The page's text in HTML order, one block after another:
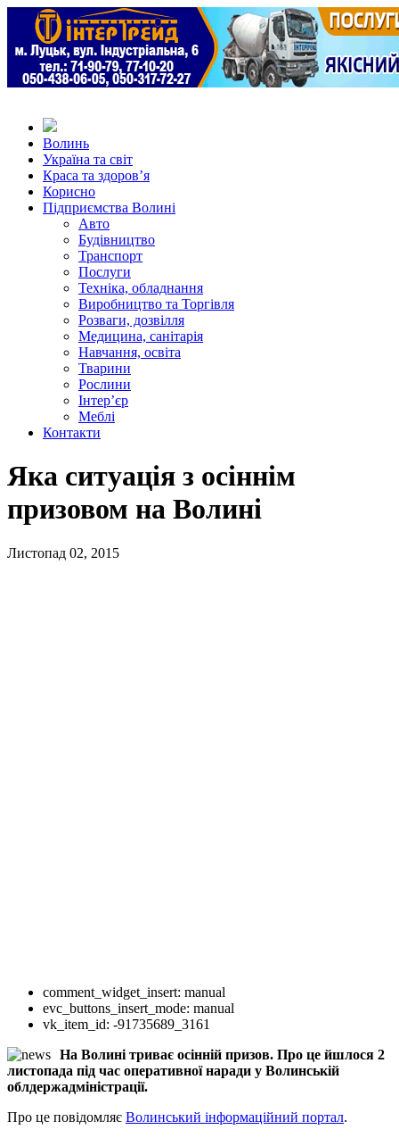
Волинь
Україна та світ
Краса та здоров’я
Корисно
Підприємства Волині
Авто
Будівництво
Транспорт
Послуги
Техніка, обладнання
Виробництво та Торгівля
Розваги, дозвілля
Медицина, санітарія
Навчання, освіта
Тварини
Рослини
Інтер’єр
Меблі
Контакти
Яка ситуація з осіннім
призовом на Волині
Листопад 02, 2015
comment_widget_insert: manual
evc_buttons_insert_mode: manual
vk_item_id: -91735689_3161
На Волині триває осінній призов. Про це йшлося 2
листопада під час оперативної наради у Волинській
облдержадміністрації.
Про це повідомляє Волинський інформаційний портал.